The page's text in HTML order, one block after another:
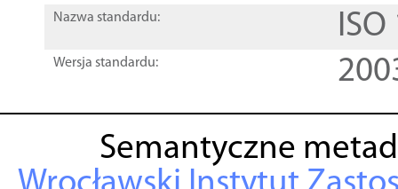
Nazwa standardu:
Wersja standardu:
Semantyczne